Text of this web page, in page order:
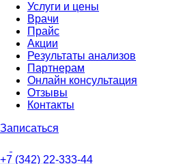
Услуги и цены
Врачи
Прайс
Акции
Результаты анализов
Партнерам
Онлайн консультация
Отзывы
Контакты
Записаться
+7 (342) 22-333-44